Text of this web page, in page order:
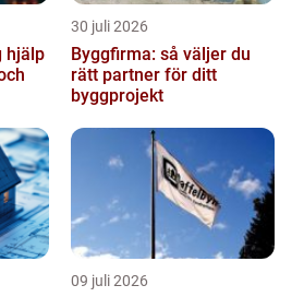
30 juli 2026
Byggfirma: så väljer du
rätt partner för ditt
byggprojekt
09 juli 2026